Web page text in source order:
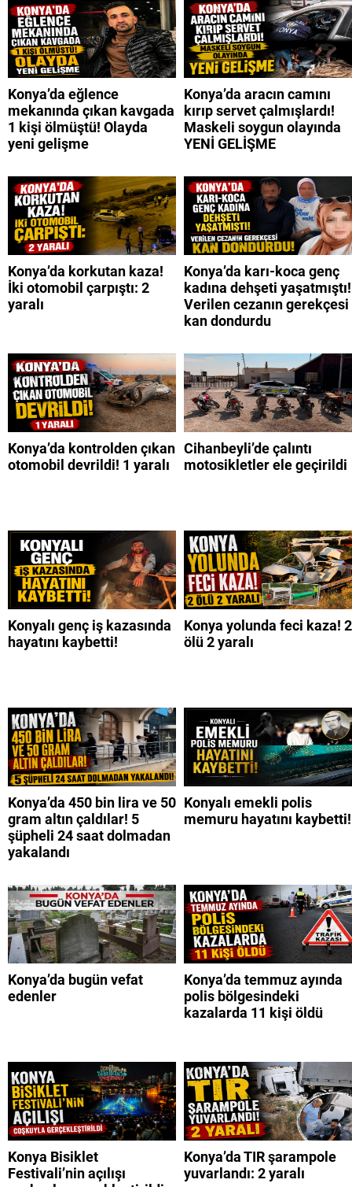
Konya’da eğlence
mekanında çıkan kavgada
1 kişi ölmüştü! Olayda
yeni gelişme
Konya’da aracın camını
kırıp servet çalmışlardı!
Maskeli soygun olayında
YENİ GELİŞME
Konya’da korkutan kaza!
İki otomobil çarpıştı: 2
yaralı
Konya’da karı-koca genç
kadına dehşeti yaşatmıştı!
Verilen cezanın gerekçesi
kan dondurdu
Konya’da kontrolden çıkan
otomobil devrildi! 1 yaralı
Cihanbeyli’de çalıntı
motosikletler ele geçirildi
Konyalı genç iş kazasında
hayatını kaybetti!
Konya yolunda feci kaza! 2
ölü 2 yaralı
Konya’da 450 bin lira ve 50
gram altın çaldılar! 5
şüpheli 24 saat dolmadan
yakalandı
Konyalı emekli polis
memuru hayatını kaybetti!
Konya’da bugün vefat
edenler
Konya’da temmuz ayında
polis bölgesindeki
kazalarda 11 kişi öldü
Konya Bisiklet
Festivali’nin açılışı
Konya’da TIR şarampole
yuvarlandı: 2 yaralı